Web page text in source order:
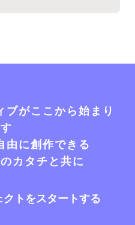
がここから始まり
由に創作できる
カタチと共に
トをスタートする